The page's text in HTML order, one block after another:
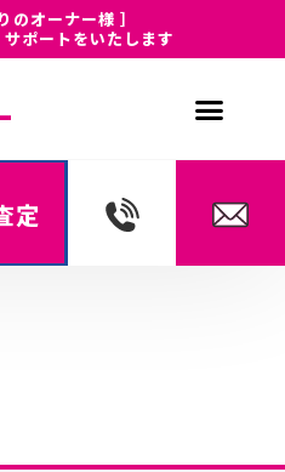
のオーナー様 ］
ポートをいたします
定